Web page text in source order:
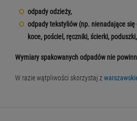
odpady odzieży,
odpady tekstyliów (np. nienadające się
koce, pościel, ręczniki, ścierki,
Wymiary spakowanych odpadów nie
W razie wątpliwości skorzystaj z